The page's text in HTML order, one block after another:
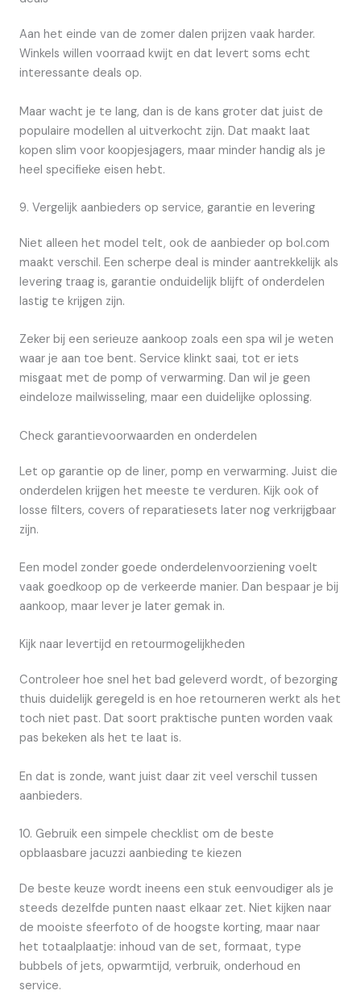
Aan het einde van de zomer dalen prijzen vaak harder.
Winkels willen voorraad kwijt en dat levert soms echt
interessante deals op.
Maar wacht je te lang, dan is de kans groter dat juist de
populaire modellen al uitverkocht zijn. Dat maakt laat
kopen slim voor koopjesjagers, maar minder handig als je
heel specifieke eisen hebt.
9. Vergelijk aanbieders op service, garantie en levering
Niet alleen het model telt, ook de aanbieder op bol.com
maakt verschil. Een scherpe deal is minder aantrekkelijk als
levering traag is, garantie onduidelijk blijft of onderdelen
lastig te krijgen zijn.
Zeker bij een serieuze aankoop zoals een spa wil je weten
waar je aan toe bent. Service klinkt saai, tot er iets
misgaat met de pomp of verwarming. Dan wil je geen
eindeloze mailwisseling, maar een duidelijke oplossing.
Check garantievoorwaarden en onderdelen
Let op garantie op de liner, pomp en verwarming. Juist die
onderdelen krijgen het meeste te verduren. Kijk ook of
losse filters, covers of reparatiesets later nog verkrijgbaar
zijn.
Een model zonder goede onderdelenvoorziening voelt
vaak goedkoop op de verkeerde manier. Dan bespaar je bij
aankoop, maar lever je later gemak in.
Kijk naar levertijd en retourmogelijkheden
Controleer hoe snel het bad geleverd wordt, of bezorging
thuis duidelijk geregeld is en hoe retourneren werkt als het
toch niet past. Dat soort praktische punten worden vaak
pas bekeken als het te laat is.
En dat is zonde, want juist daar zit veel verschil tussen
aanbieders.
10. Gebruik een simpele checklist om de beste
opblaasbare jacuzzi aanbieding te kiezen
De beste keuze wordt ineens een stuk eenvoudiger als je
steeds dezelfde punten naast elkaar zet. Niet kijken naar
de mooiste sfeerfoto of de hoogste korting, maar naar
het totaalplaatje: inhoud van de set, formaat, type
bubbels of jets, opwarmtijd, verbruik, onderhoud en
service.